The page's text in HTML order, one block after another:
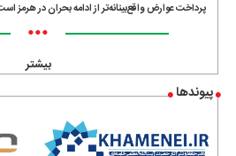
پرداخت عوارض واقع‌بینانه‌تر از ادامه بحران در هرمز
•••
بیشتر
پیوندها